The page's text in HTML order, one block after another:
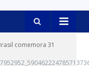
comemora 31